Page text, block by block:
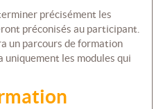
précisément les
préconisés au participant.
un parcours de formation
les modules qui